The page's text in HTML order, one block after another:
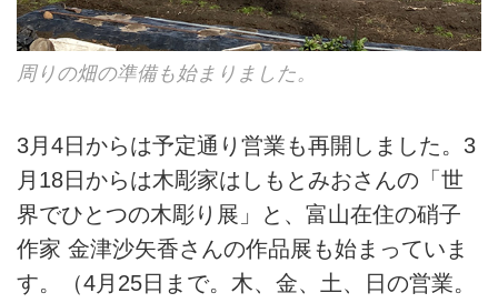
周りの畑の準備も始まりました。
3月4日からは予定通り営業も再開しました。3
月18日からは木彫家はしもとみおさんの「世
界でひとつの木彫り展」と、富山在住の硝子
作家 金津沙矢香さんの作品展も始まっていま
す。
（4月25日まで。木、金、土、日の営業。